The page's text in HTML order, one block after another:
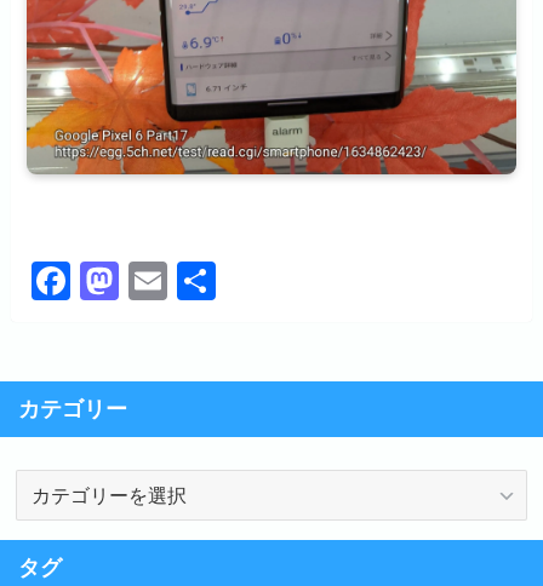
F
e
b
o
o
k
M
o
d
o
n
E
カテゴリー
ゴ
リ
タグ